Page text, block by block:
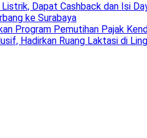
Dapat Cashback dan Isi
ke Surabaya
Program Pemutihan Pajak
Hadirkan Ruang Laktasi di